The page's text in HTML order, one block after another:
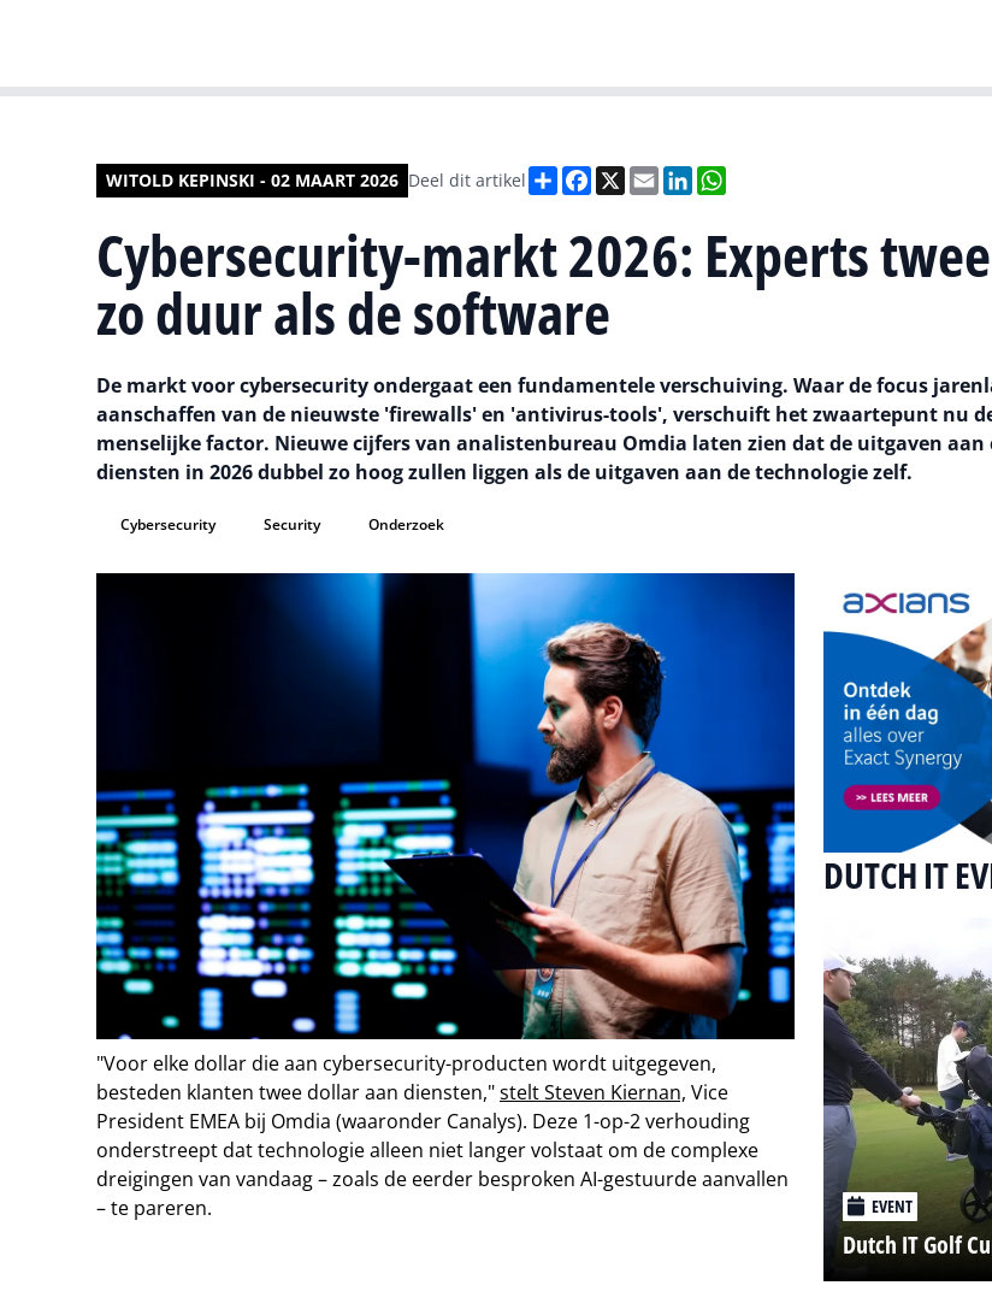
WITOLD KEPINSKI - 02 MAART 2026 Deel dit artikel DeelFacebook
X EmailLinkedIn
Cybersecurity-markt 2026: Experts
zo duur als de software
De markt voor cybersecurity ondergaat een fundamentele verschuiving. Waar de focus
aanschaffen van de nieuwste 'firewalls' en 'antivirus-tools', verschuift het zwaartepunt nu
menselijke factor. Nieuwe cijfers van analistenbureau Omdia laten zien dat de uitgaven aan
diensten in 2026 dubbel zo hoog zullen liggen als de uitgaven aan de technologie zelf.
Cybersecurity Security Onderzoek
"Voor elke dollar die aan cybersecurity-producten wordt uitgegeven,
besteden klanten twee dollar aan diensten,"stelt Steven Kiernan, Vice
President EMEA bij Omdia (waaronder Canalys). Deze 1-op-2 verhouding
onderstreept dat technologie alleen niet langer volstaat om de complexe
dreigingen van vandaag – zoals de eerder besproken AI-gestuurde aanvallen
– te pareren.
DUTCH IT
EVENT
Dutch IT Golf